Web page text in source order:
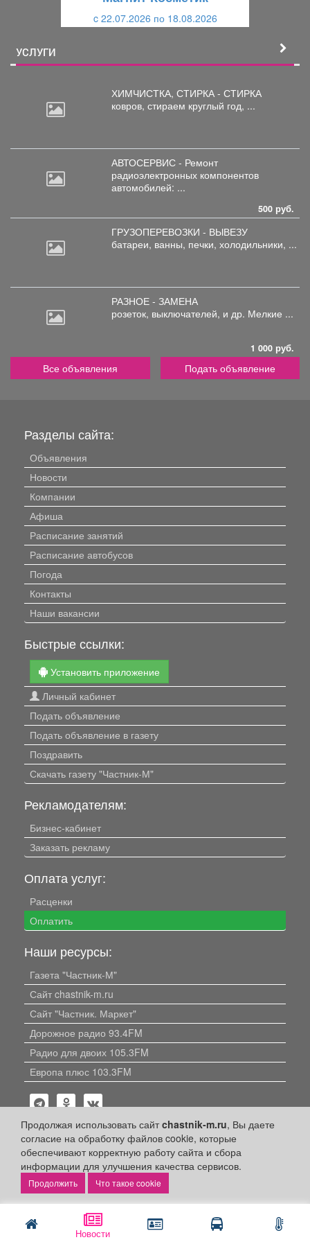
Новости
c 22.07.2026 по 18.08.2026
УСЛУГИ
ХИМЧИСТКА, СТИРКА - СТИРКА
ковров, стираем круглый год, ...
АВТОСЕРВИС - Ремонт
радиоэлектронных компонентов
автомобилей: ...
500 руб.
ГРУЗОПЕРЕВОЗКИ - ВЫВЕЗУ
батареи, ванны, печки, холодильники, ...
РАЗНОЕ - ЗАМЕНА
розеток, выключателей, и др. Мелкие ...
1 000 руб.
Все объявления Подать объявление
Продолжая использовать сайтchastnik-m.ru, Вы даете
согласие на обработку файлов cookie, которые
обеспечивают корректную работу сайта и сбора
информации для улучшения качества сервисов.
Что такое cookie
Разделы сайта:
Объявления
Новости
Компании
Афиша
Расписание занятий
Расписание автобусов
Погода
Контакты
Наши вакансии
Быстрые ссылки:
Установить приложение
Личный кабинет
Подать объявление
Подать объявление в газету
Поздравить
Скачать газету "Частник-М"
Рекламодателям:
Бизнес-кабинет
Заказать рекламу
Оплата услуг:
Расценки
Оплатить
Наши ресурсы:
Газета "Частник-М"
Сайт chastnik-m.ru
Сайт "Частник. Маркет"
Дорожное радио 93.4FM
Радио для двоих 105.3FM
Европа плюс 103.3FM
Политика конфиденциальности
Публикации с пометкой «Реклама», «На правах рекламы»,
Редакция сайта не несет ответственности за достоверность
информации, содержащейся в рекламных материалах и